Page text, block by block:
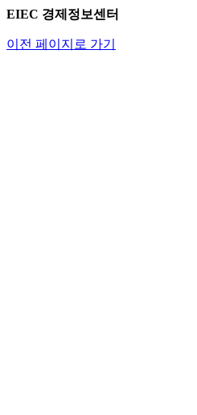
EIEC 경제정보센터
이전 페이지로 가기